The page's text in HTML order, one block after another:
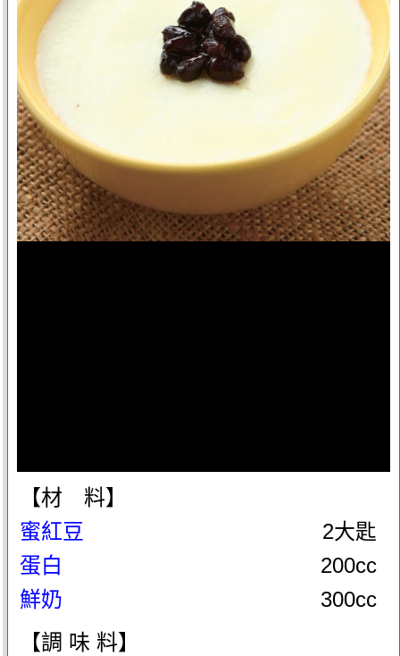
【材 料】
蜜紅豆
2大匙
蛋白
200cc
鮮奶
300cc
【調 味 料】